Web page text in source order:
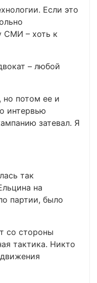
Если это
СМИ – хоть к
– любой
но потом ее и
интервью
затевал. Я
так
на
партии, было
со стороны
тактика. Никто